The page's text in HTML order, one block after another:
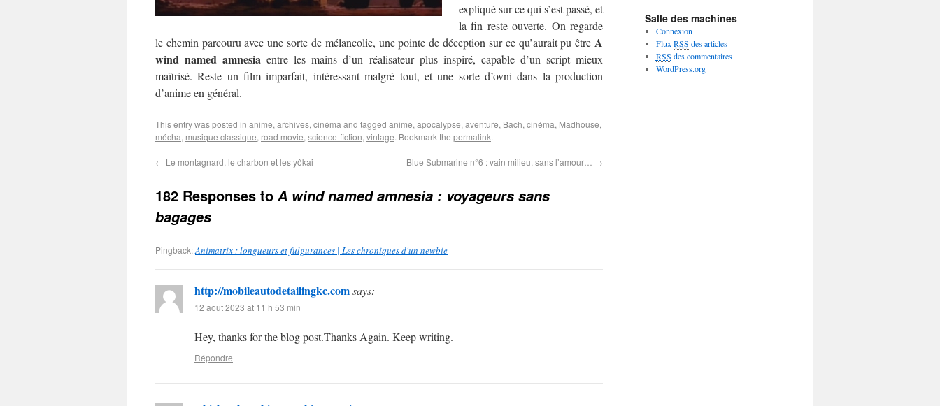
expliqué sur ce qui s’est passé, et
la fin reste ouverte. On regarde
le chemin parcouru avec une sorte de mélancolie, une pointe de déception sur ce qu’aurait pu être A
wind named amnesia entre les mains d’un réalisateur plus inspiré, capable d’un script mieux
maîtrisé. Reste un film imparfait, intéressant malgré tout, et une sorte d’ovni dans la production
d’anime en général.
This entry was posted in anime, archives, cinéma and tagged anime, apocalypse, aventure, Bach, cinéma, Madhouse,
mécha, musique classique, road movie, science-fiction, vintage. Bookmark the permalink.
← Le montagnard, le charbon et les yôkai Blue Submarine n°6 : vain milieu, sans l’amour… →
182 Responses to A wind named amnesia : voyageurs sans
bagages
Pingback:Animatrix : longueurs et fulgurances | Les chroniques d'un newbie
http://mobileautodetailingkc.comsays:
12 août 2023 at 11 h 53 min
Hey, thanks for the blog post.Thanks Again. Keep writing.
Répondre
Salle des machines
Connexion
Flux RSS des articles
RSS des commentaires
WordPress.org